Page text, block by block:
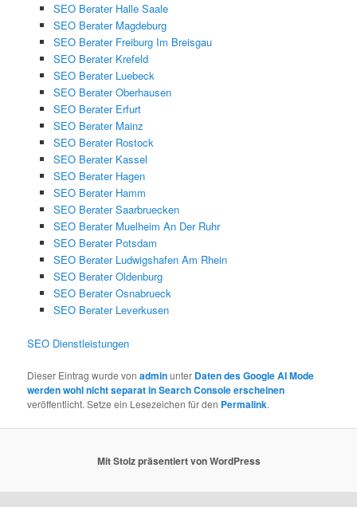
SEO Berater Halle Saale
SEO Berater Magdeburg
SEO Berater Freiburg Im Breisgau
SEO Berater Krefeld
SEO Berater Luebeck
SEO Berater Oberhausen
SEO Berater Erfurt
SEO Berater Mainz
SEO Berater Rostock
SEO Berater Kassel
SEO Berater Hagen
SEO Berater Hamm
SEO Berater Saarbruecken
SEO Berater Muelheim An Der Ruhr
SEO Berater Potsdam
SEO Berater Ludwigshafen Am Rhein
SEO Berater Oldenburg
SEO Berater Osnabrueck
SEO Berater Leverkusen
SEO Dienstleistungen
Dieser Eintrag wurde vonadminunter Daten des Google AI Mode
werden wohl nicht separat in Search Console erscheinen
veröffentlicht. Setze ein Lesezeichen für den Permalink.
Mit Stolz präsentiert von WordPress